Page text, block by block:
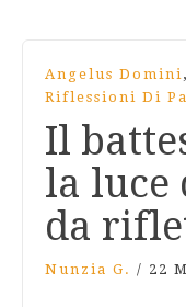
Angelus Domini,
Riflessioni Di
Il
la luce
da
Nunzia G. / 22